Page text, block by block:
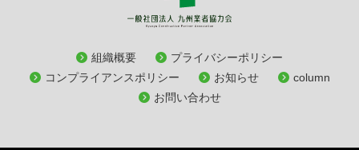
組織概要
プライバシーポリシー
コンプライアンスポリシー
お知らせ
column
お問い合わせ